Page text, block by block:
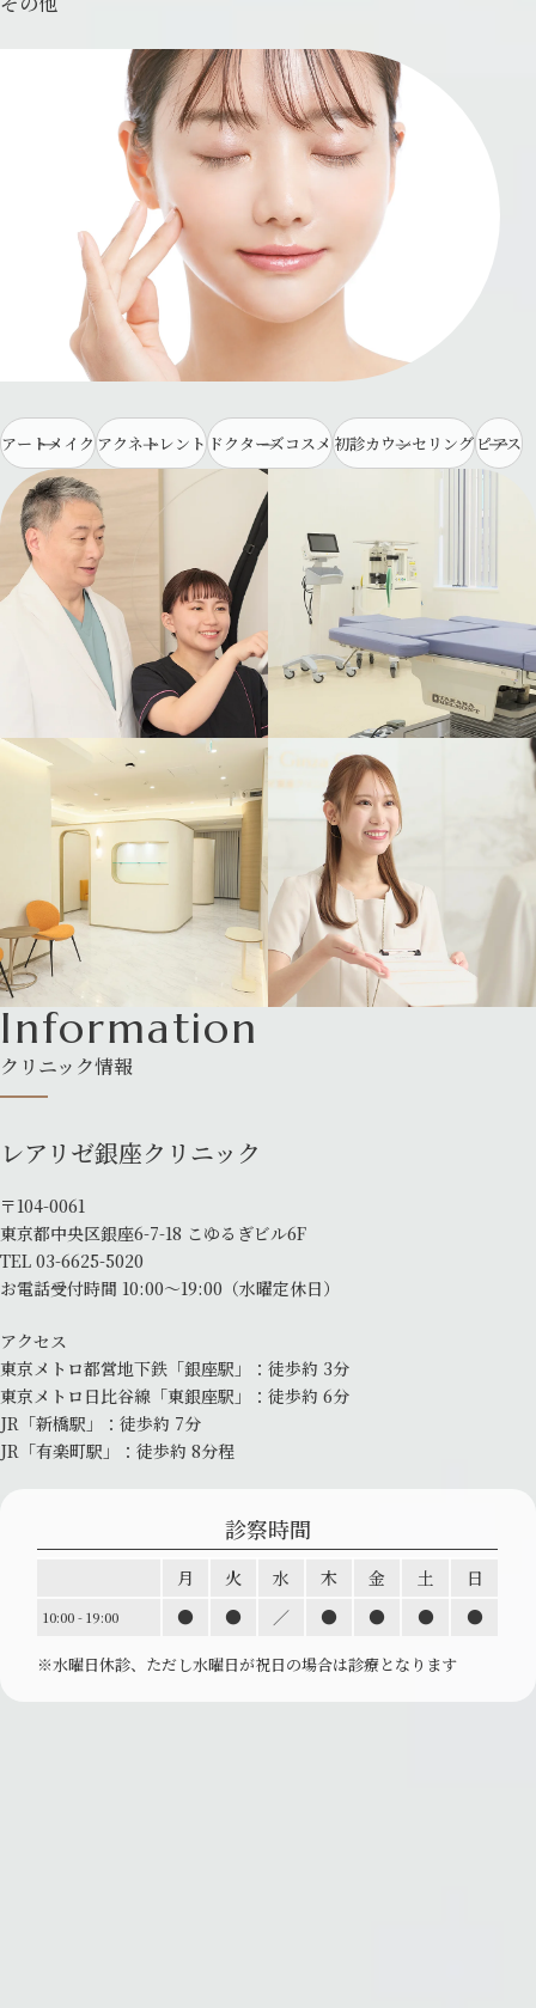
アートメイクアクネトレントドクターズコスメ初診カウンセリングピアス
Information
クリニック情報
レアリゼ銀座クリニック
〒104-0061
東京都中央区銀座6-7-18 こゆるぎビル6F
TEL 03-6625-5020
お電話受付時間 10:00～19:00 （水曜定休日）
アクセス
東京メトロ都営地下鉄「銀座駅」： 徒歩約 3分
東京メトロ日比谷線「東銀座駅」： 徒歩約 6分
JR「新橋駅」：徒歩約 7分
JR「有楽町駅」：徒歩約 8分程
診察時間
月 火 水 木 金 土 日
10:00 - 19:00 ● ● ／ ● ● ● ●
※水曜日休診、ただし水曜日が祝日の場合は診療となります